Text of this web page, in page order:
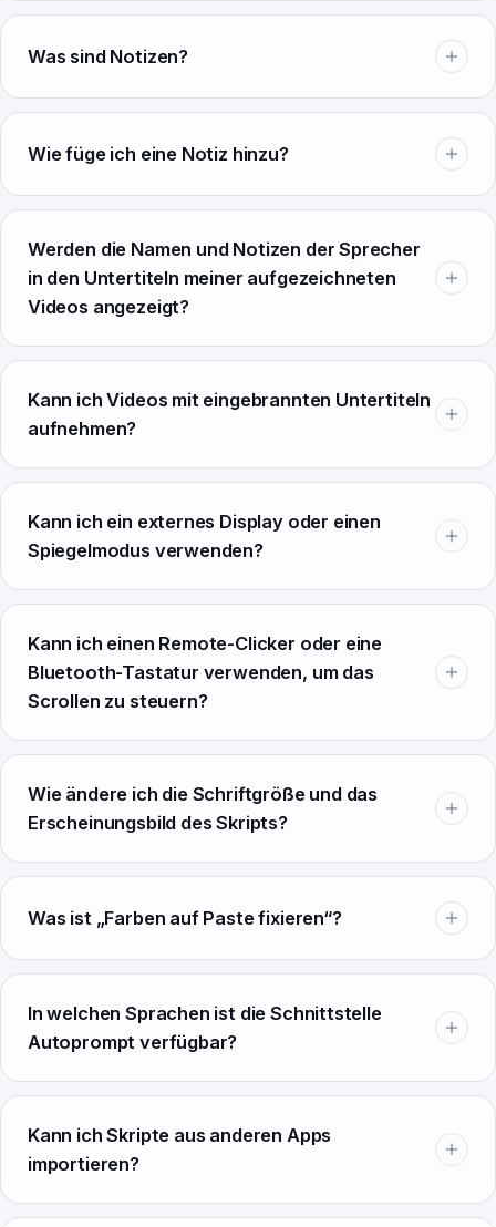
Was sind Notizen?
Wie füge ich eine Notiz hinzu?
Werden die Namen und Notizen der Sprecher
in den Untertiteln meiner aufgezeichneten
Videos angezeigt?
Kann ich Videos mit eingebrannten Untertiteln
aufnehmen?
Kann ich ein externes Display oder einen
Spiegelmodus verwenden?
Kann ich einen Remote-Clicker oder eine
Bluetooth-Tastatur verwenden, um das
Scrollen zu steuern?
Wie ändere ich die Schriftgröße und das
Erscheinungsbild des Skripts?
Was ist „Farben auf Paste fixieren“?
In welchen Sprachen ist die Schnittstelle
Autoprompt verfügbar?
Kann ich Skripte aus anderen Apps
importieren?